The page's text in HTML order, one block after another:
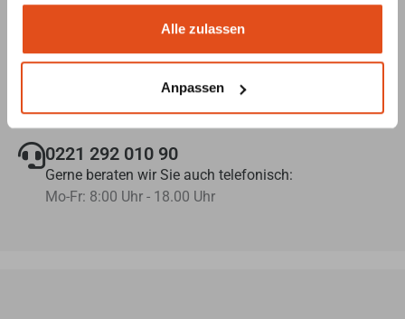
Alle zulassen
Anpassen
Fragen?
info@primus-ofenshop.com
Schreiben Sie uns eine Mail mit Ihrem Anliegen und
wir melden uns schnellstmöglich bei Ihnen.
0221 292 010 90
Gerne beraten wir Sie auch telefonisch:
Mo-Fr: 8:00 Uhr - 18.00 Uhr